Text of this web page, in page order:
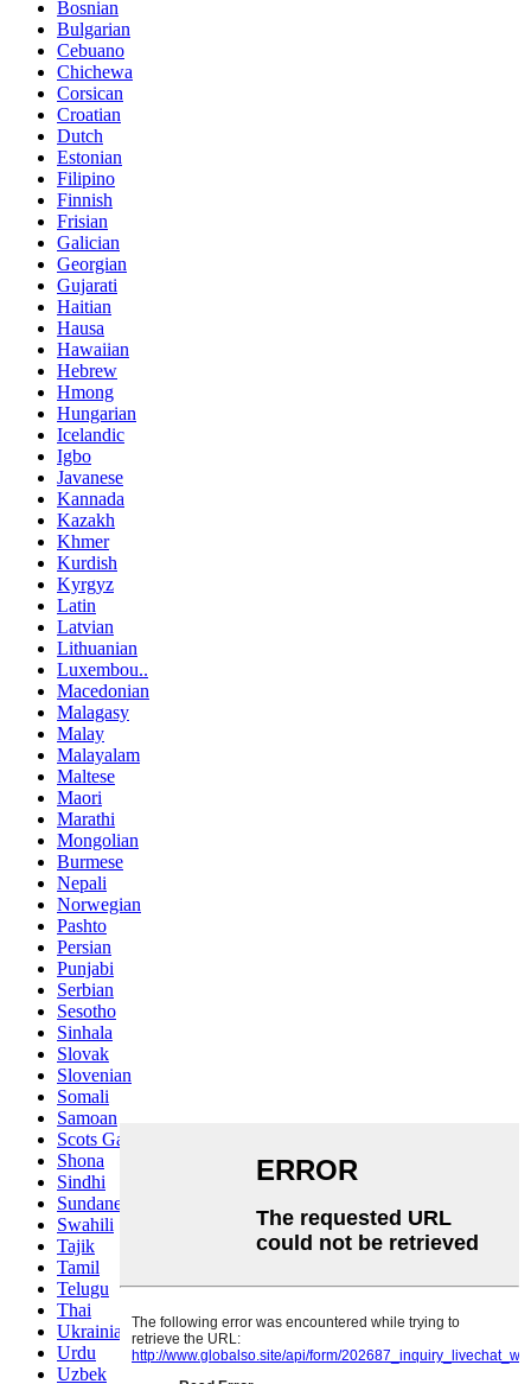
Bosnian
Bulgarian
Cebuano
Chichewa
Corsican
Croatian
Dutch
Estonian
Filipino
Finnish
Frisian
Galician
Georgian
Gujarati
Haitian
Hausa
Hawaiian
Hebrew
Hmong
Hungarian
Icelandic
Igbo
Javanese
Kannada
Kazakh
Khmer
Kurdish
Kyrgyz
Latin
Latvian
Lithuanian
Luxembou..
Macedonian
Malagasy
Malay
Malayalam
Maltese
Maori
Marathi
Mongolian
Burmese
Nepali
Norwegian
Pashto
Persian
Punjabi
Serbian
Sesotho
Sinhala
Slovak
Slovenian
Somali
Samoan
Scots Gaelic
Shona
Sindhi
Sundanese
Swahili
Tajik
Tamil
Telugu
Thai
Ukrainian
Urdu
Uzbek